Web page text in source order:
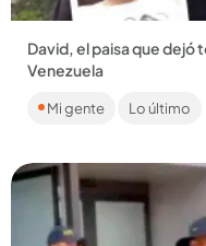
David, el paisa que dejó
Venezuela
Su pasaporte fue una
de una larga travesía,
Mi gente Lo último